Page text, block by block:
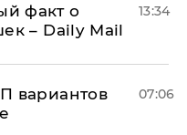
факт о
– Daily Mail
13:34
вариантов
07:06